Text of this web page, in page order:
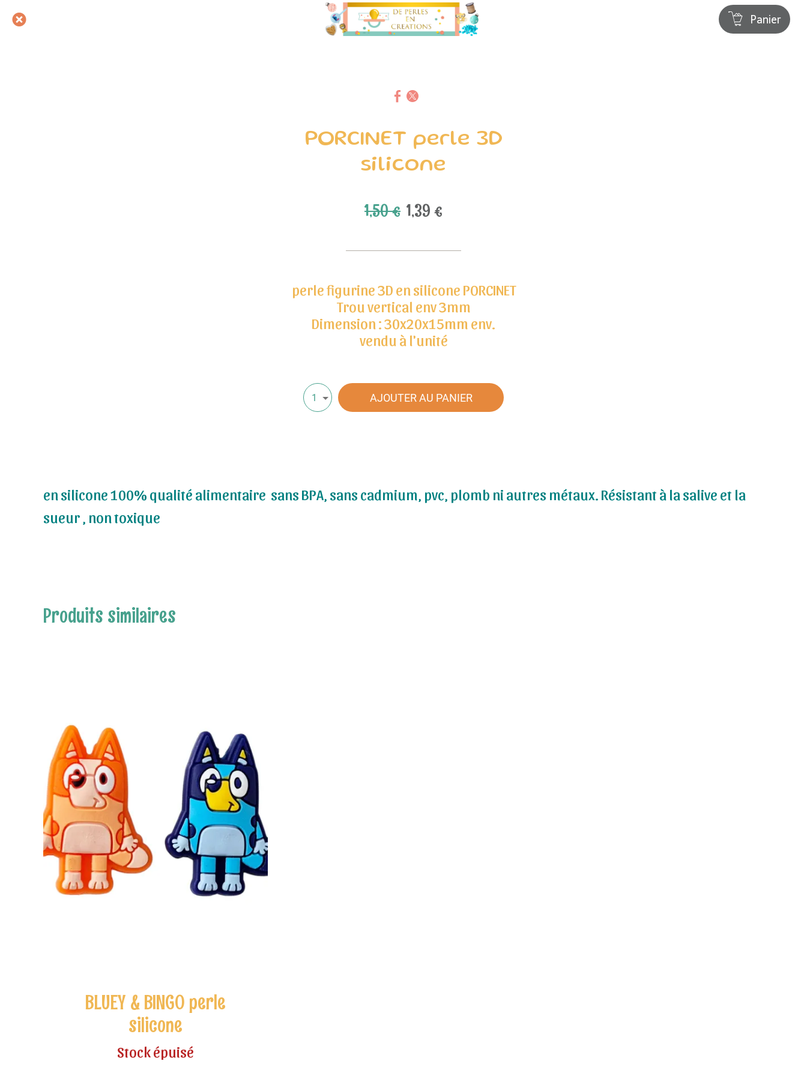
Panier
PORCINET perle 3D
silicone
1,50 € 1,39 €
perle figurine 3D en silicone PORCINET
Trou vertical env 3mm
Dimension : 30x20x15mm env.
vendu à l'unité
1 AJOUTER AU PANIER
en silicone 100% qualité alimentaire sans BPA, sans cadmium, pvc, plomb ni autres métaux. Résistant à la salive et la
sueur , non toxique
Produits similaires
BLUEY & BINGO perle
silicone
Stock épuisé